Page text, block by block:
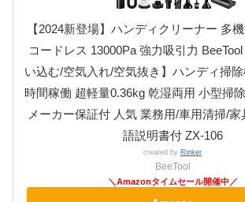
【2024新登場】ハンディクリーナー 多
コードレス 13000Pa 強力吸引力
い込む/空気入れ/空気抜き】ハンディ掃
時間稼働 超軽量0.36kg 乾湿両用 小型掃
メーカー保証付 人気 業務用/車用清掃/
語説明書付 ZX-106
created by Rinker
BeeTool